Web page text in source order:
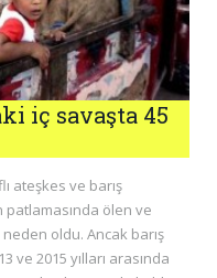
iç savaşta 45
ateşkes ve barış
patlamasında ölen ve
oldu. Ancak barış
ve 2015 yılları arasında